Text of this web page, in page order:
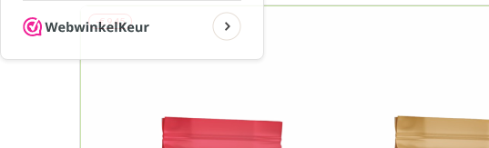
-€ 9,45